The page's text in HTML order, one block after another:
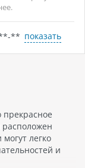
**-** показать
прекрасное
расположен
легко
и